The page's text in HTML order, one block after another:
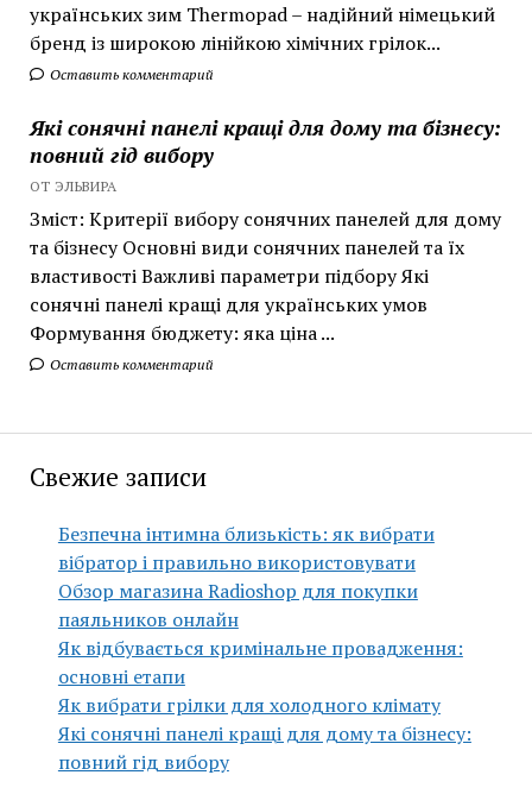
українських зим Thermopad – надійний німецький
бренд із широкою лінійкою хімічних грілок...
Оставить комментарий
Які сонячні панелі кращі для дому та бізнесу:
повний гід вибору
ОТ ЭЛЬВИРА
Зміст: Критерії вибору сонячних панелей для дому
та бізнесу Основні види сонячних панелей та їх
властивості Важливі параметри підбору Які
сонячні панелі кращі для українських умов
Формування бюджету: яка ціна ...
Оставить комментарий
Свежие записи
Безпечна інтимна близькість: як вибрати
вібратор і правильно використовувати
Обзор магазина Radioshop для покупки
паяльников онлайн
Як відбувається кримінальне провадження:
основні етапи
Як вибрати грілки для холодного клімату
Які сонячні панелі кращі для дому та бізнесу:
повний гід вибору